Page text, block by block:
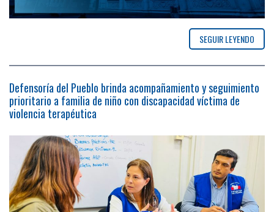
SEGUIR LEYENDO
Defensoría del Pueblo brinda acompañamiento y seguimiento
prioritario a familia de niño con discapacidad víctima de
violencia terapéutica